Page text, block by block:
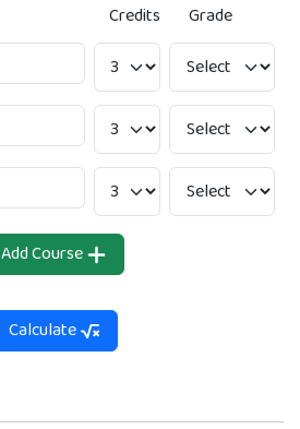
Credits Grade
Add Course
Calculate